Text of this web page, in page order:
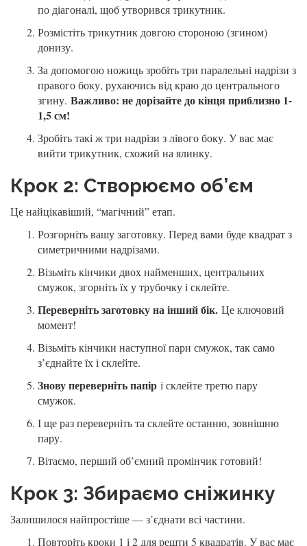
по діагоналі, щоб утворився трикутник.
Розмістіть трикутник довгою стороною (згином)
донизу.
За допомогою ножиць зробіть три паралельні надрізи з
правого боку, рухаючись від краю до центрального
згину. Важливо: не дорізайте до кінця приблизно 1-
1,5 см!
Зробіть такі ж три надрізи з лівого боку. У вас має
вийти трикутник, схожий на ялинку.
Крок 2: Створюємо об’єм
Це найцікавіший, “магічний” етап.
Розгорніть вашу заготовку. Перед вами буде квадрат з
симетричними надрізами.
Візьміть кінчики двох найменших, центральних
смужок, згорніть їх у трубочку і склейте.
Переверніть заготовку на інший бік. Це ключовий
момент!
Візьміть кінчики наступної пари смужок, так само
з’єднайте їх і склейте.
Знову переверніть папір і склейте третю пару
смужок.
І ще раз переверніть та склейте останню, зовнішню
пару.
Вітаємо, перший об’ємний промінчик готовий!
Крок 3: Збираємо сніжинку
Залишилося найпростіше — з’єднати всі частини.
Повторіть кроки 1 і 2 для решти 5 квадратів. У вас має